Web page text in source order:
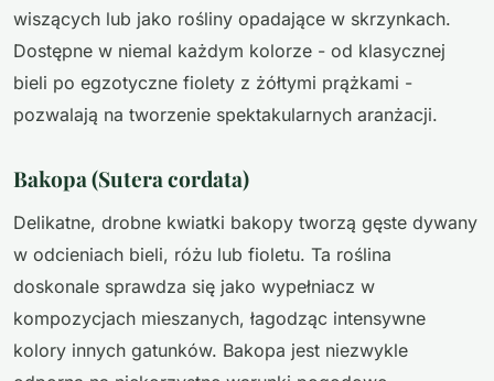
wiszących lub jako rośliny opadające w skrzynkach.
Dostępne w niemal każdym kolorze - od klasycznej
bieli po egzotyczne fiolety z żółtymi prążkami -
pozwalają na tworzenie spektakularnych aranżacji.
Bakopa (Sutera cordata)
Delikatne, drobne kwiatki bakopy tworzą gęste dywany
w odcieniach bieli, różu lub fioletu. Ta roślina
doskonale sprawdza się jako wypełniacz w
kompozycjach mieszanych, łagodząc intensywne
kolory innych gatunków. Bakopa jest niezwykle